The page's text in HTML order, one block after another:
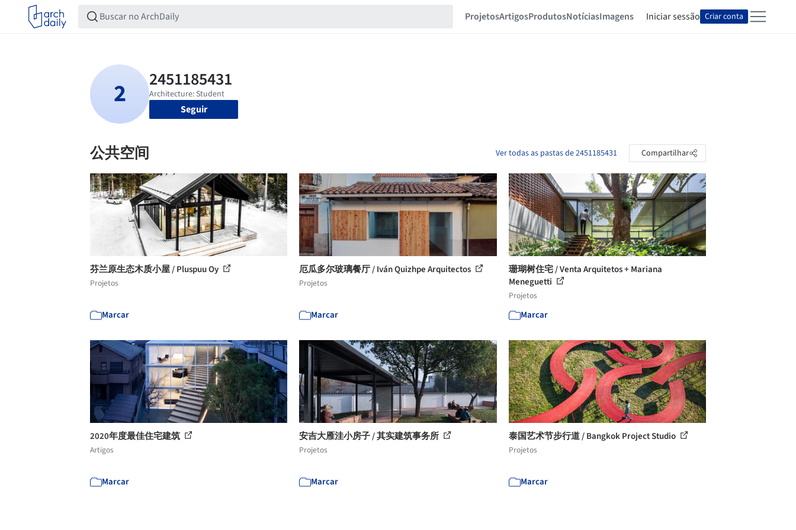
ProjetosArtigosProdutosNotíciasImagens Iniciar sessão Criar conta
Seguir
公共空间 Ver todas as pastas de 2451185431 Compartilhar
芬兰原生态木质小屋 / Pluspuu Oy
Projetos
Marcar
厄瓜多尔玻璃餐厅 / Iván Quizhpe Arquitectos
Projetos
Marcar
珊瑚树住宅 / Venta Arquitetos + Mariana
Meneguetti
Projetos
Marcar
2020年度最佳住宅建筑
Artigos
Marcar
安吉大雁洼小房子 / 其实建筑事务所
Projetos
Marcar
泰国艺术节步行道 / Bangkok Project Studio
Projetos
Marcar